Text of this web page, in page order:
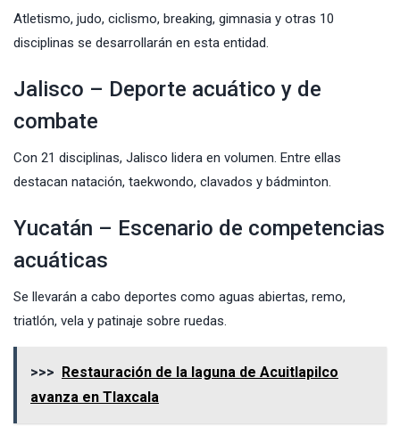
Atletismo, judo, ciclismo, breaking, gimnasia y otras 10
disciplinas se desarrollarán en esta entidad.
Jalisco – Deporte acuático y de
combate
Con 21 disciplinas, Jalisco lidera en volumen. Entre ellas
destacan natación, taekwondo, clavados y bádminton.
Yucatán – Escenario de competencias
acuáticas
Se llevarán a cabo deportes como aguas abiertas, remo,
triatlón, vela y patinaje sobre ruedas.
>>> Restauración de la laguna de Acuitlapilco
avanza en Tlaxcala